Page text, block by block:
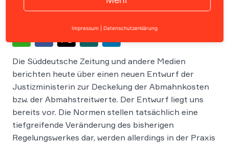
Die Süddeutsche Zeitung und andere Medien
berichten heute über einen neuen Entwurf der
Justizministerin zur Deckelung der Abmahnkosten
bzw. der Abmahstreitwerte. Der Entwurf liegt uns
bereits vor. Die Normen stellen tatsächlich eine
tiefgreifende Veränderung des bisherigen
Regelungswerkes dar, werden allerdings in der Praxis
Impressum Datenschutzerklärung